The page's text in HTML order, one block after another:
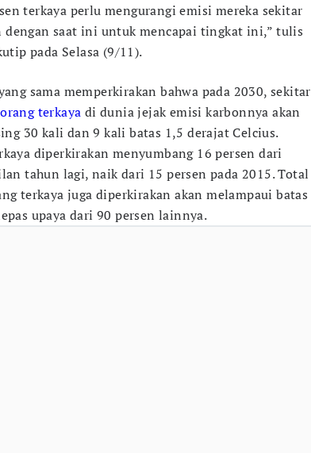
terkaya perlu mengurangi emisi mereka sekitar
dengan saat ini untuk mencapai tingkat ini,” tulis
pada Selasa (9/11).
sama memperkirakan bahwa pada 2030, sekitar
orang terkaya di dunia jejak emisi karbonnya akan
30 kali dan 9 kali batas 1,5 derajat Celcius.
diperkirakan menyumbang 16 persen dari
tahun lagi, naik dari 15 persen pada 2015. Total
terkaya juga diperkirakan akan melampaui batas
upaya dari 90 persen lainnya.